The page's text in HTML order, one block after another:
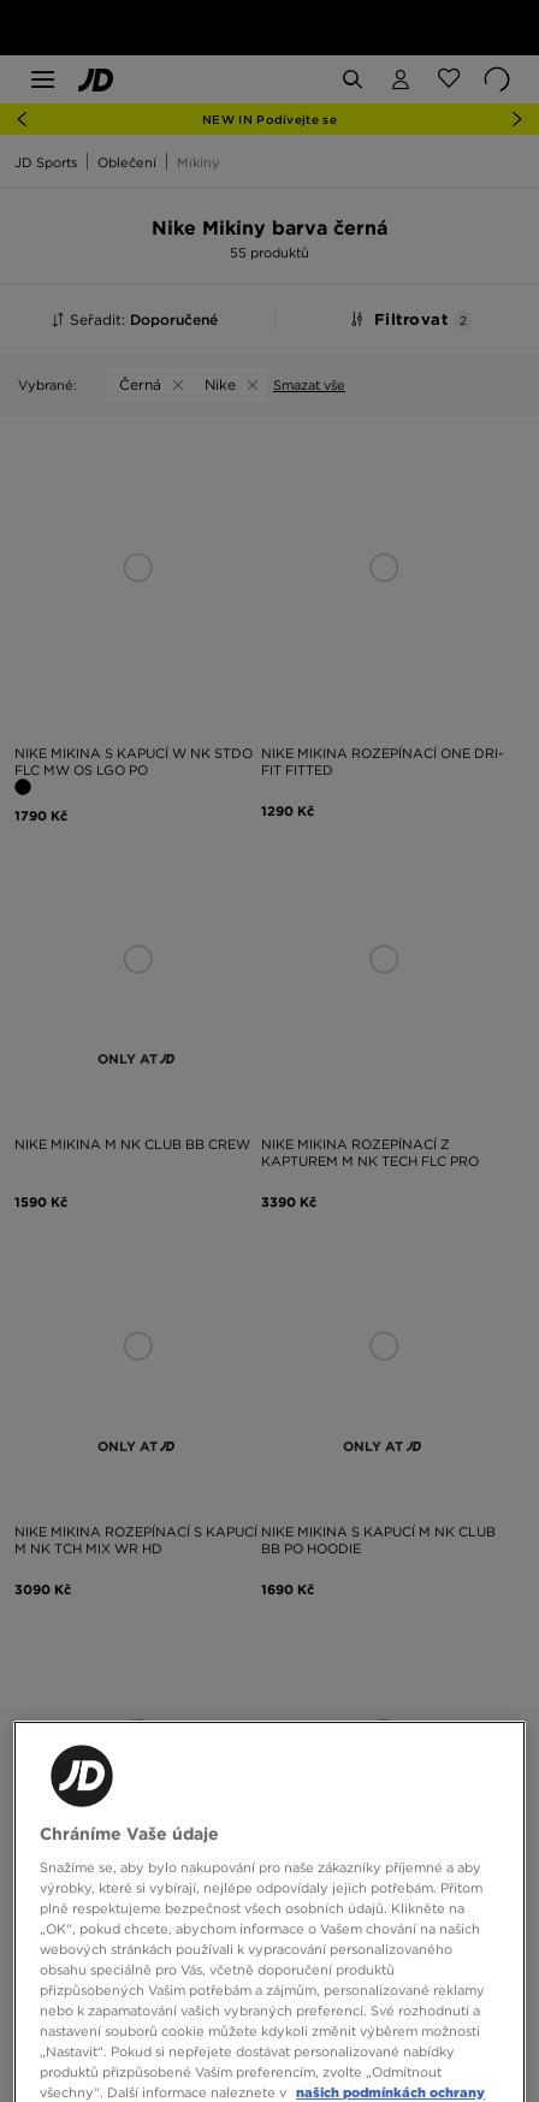
NEW IN Podívejte se
JD Sports Oblečení Mikiny
Nike Mikiny barva černá
55 produktů
Seřadit: Doporučené Filtrovat 2
Vybrané: Černá Nike Smazat vše
NIKE MIKINA S KAPUCÍ W NK STDO
FLC MW OS LGO PO
1790 Kč
NIKE MIKINA ROZEPÍNACÍ ONE DRI-
FIT FITTED
1290 Kč
ONLY AT
NIKE MIKINA M NK CLUB BB CREW
1590 Kč
NIKE MIKINA ROZEPÍNACÍ Z
KAPTUREM M NK TECH FLC PRO
3390 Kč
ONLY AT
NIKE MIKINA ROZEPÍNACÍ S KAPUCÍ
M NK TCH MIX WR HD
3090 Kč
ONLY AT
NIKE MIKINA S KAPUCÍ M NK CLUB
BB PO HOODIE
1690 Kč
NIKE MIKINA ROZEPÍNACÍ PRO DRI-
FIT SEAMLESS MIDLAYER
1690 Kč
NIKE MIKINA ROZEPÍNACÍ U ACG
WOLF TREE FZ JKT
3090 Kč
Chráníme Vaše údaje
Snažíme se, aby bylo nakupování pro naše zákazníky příjemné a aby
výrobky, které si vybírají, nejlépe odpovídaly jejich potřebám. Přitom
plně respektujeme bezpečnost všech osobních údajů. Klikněte na
„OK“, pokud chcete, abychom informace o Vašem chování na našich
webových stránkách používali k vypracování personalizovaného
obsahu speciálně pro Vás, včetně doporučení produktů
přizpůsobených Vašim potřebám a zájmům, personalizované reklamy
nebo k zapamatování vašich vybraných preferencí. Své rozhodnutí a
nastavení souborů cookie můžete kdykoli změnit výběrem možnosti
„Nastavit“. Pokud si nepřejete dostávat personalizované nabídky
produktů přizpůsobené Vašim preferencím, zvolte „Odmítnout
všechny“. Další informace naleznete v našich podmínkách ochrany